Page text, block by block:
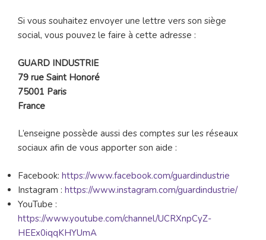
Si vous souhaitez envoyer une lettre vers son siège
social, vous pouvez le faire à cette adresse :
GUARD INDUSTRIE
79 rue Saint Honoré
75001 Paris
France
L’enseigne possède aussi des comptes sur les réseaux
sociaux afin de vous apporter son aide :
Facebook: https://www.facebook.com/guardindustrie
Instagram : https://www.instagram.com/guardindustrie/
YouTube :
https://www.youtube.com/channel/UCRXnpCyZ-
HEEx0iqqKHYUmA